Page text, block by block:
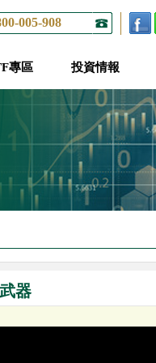
005-908
專區 投資情報
器